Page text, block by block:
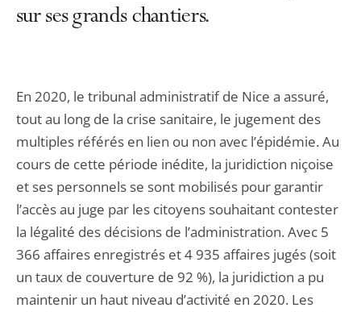
sur ses grands chantiers.
En 2020, le tribunal administratif de Nice a assuré,
tout au long de la crise sanitaire, le jugement des
multiples référés en lien ou non avec l’épidémie. Au
cours de cette période inédite, la juridiction niçoise
et ses personnels se sont mobilisés pour garantir
l’accès au juge par les citoyens souhaitant contester
la légalité des décisions de l’administration. Avec 5
366 affaires enregistrés et 4 935 affaires jugés (soit
un taux de couverture de 92 %), la juridiction a pu
maintenir un haut niveau d’activité en 2020. Les